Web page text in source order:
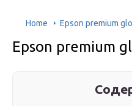
Home Epson premium
Epson premium